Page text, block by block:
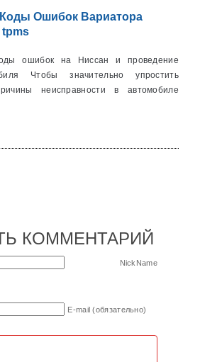
Ошибок Вариатора
tpms
ошибок на Ниссан и проведение
Чтобы значительно упростить
неисправности в автомобиле
КОММЕНТАРИЙ
NickName
E-mail (обязательно)